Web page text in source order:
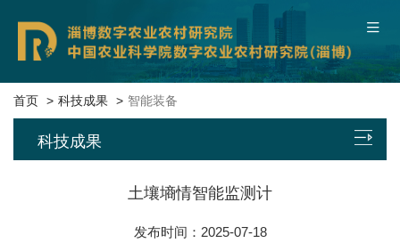
中国农业科学院
本院概况
新闻中心
首页 科技成果 智能装备
科技成果
土壤墒情智能监测计
发布时间：2025-07-18